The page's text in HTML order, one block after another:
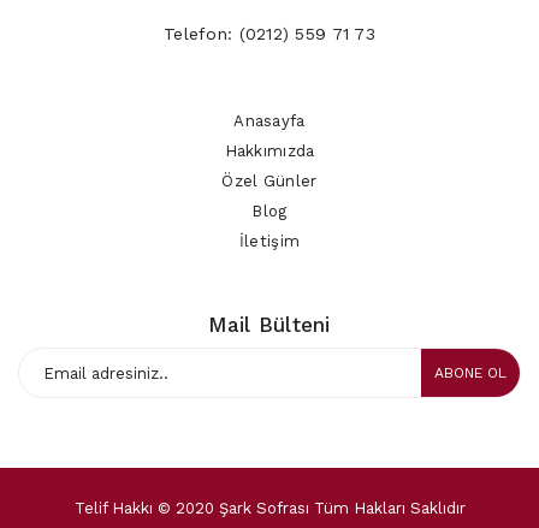
Telefon: (0212) 559 71 73
Anasayfa
Hakkımızda
Özel Günler
Blog
İletişim
Mail Bülteni
ABONE OL
Telif Hakkı © 2020 Şark Sofrası Tüm Hakları Saklıdır